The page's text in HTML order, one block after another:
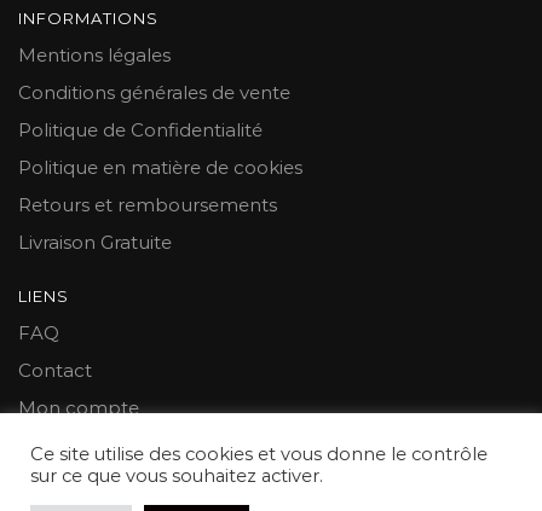
produit
INFORMATIONS
Mentions légales
Conditions générales de vente
Politique de Confidentialité
Politique en matière de cookies
Retours et remboursements
Livraison Gratuite
LIENS
FAQ
Contact
Mon compte
© 2021 Mon Cale Porte™
Ce site utilise des cookies et vous donne le contrôle
sur ce que vous souhaitez activer.